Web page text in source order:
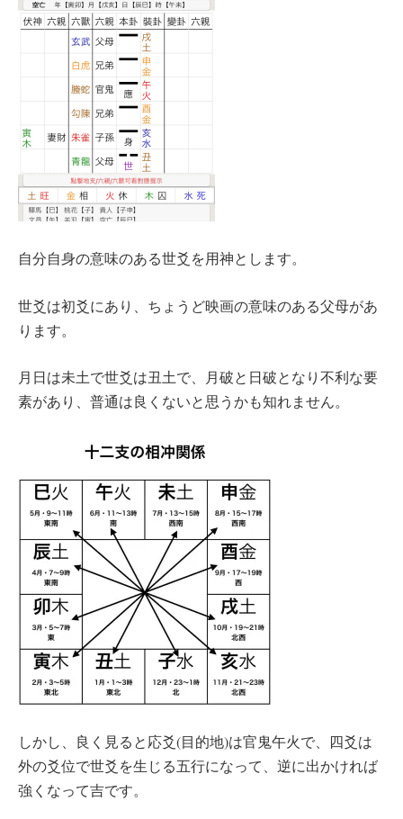
自分自身の意味のある世爻を用神とします。
世爻は初爻にあり、ちょうど映画の意味のある父母があ
ります。
月日は未土で世爻は丑土で、月破と日破となり不利な要
素があり、普通は良くないと思うかも知れません。
しかし、良く見ると応爻(目的地)は官鬼午火で、四爻は
外の爻位で世爻を生じる五行になって、逆に出かければ
強くなって吉です。